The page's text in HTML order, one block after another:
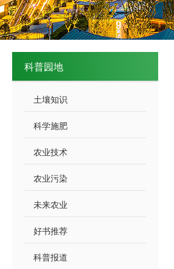
科普园地
土壤知识
科学施肥
农业技术
农业污染
未来农业
好书推荐
科普报道